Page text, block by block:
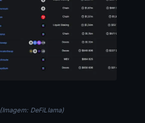
(Imagem: DeFiLlama)